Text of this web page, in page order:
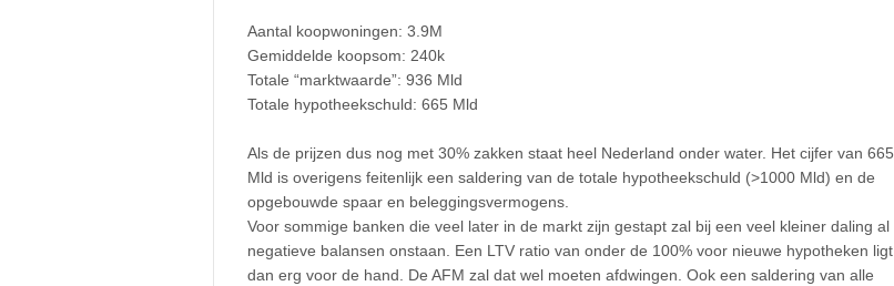
Aantal koopwoningen: 3.9M
Gemiddelde koopsom: 240k
Totale “marktwaarde”: 936 Mld
Totale hypotheekschuld: 665 Mld
Als de prijzen dus nog met 30% zakken staat heel Nederland onder water. Het cijfer van 665
Mld is overigens feitenlijk een saldering van de totale hypotheekschuld (>1000 Mld) en de
opgebouwde spaar en beleggingsvermogens.
Voor sommige banken die veel later in de markt zijn gestapt zal bij een veel kleiner daling al
negatieve balansen onstaan. Een LTV ratio van onder de 100% voor nieuwe hypotheken ligt
dan erg voor de hand. De AFM zal dat wel moeten afdwingen. Ook een saldering van alle